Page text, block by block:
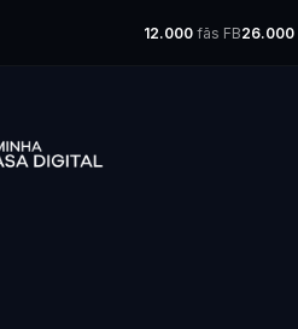
12.000 fãs FB26.000